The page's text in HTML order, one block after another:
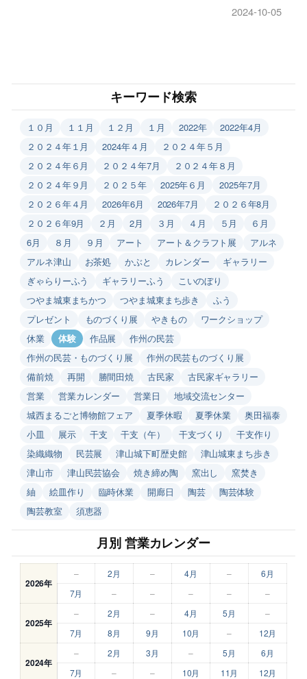
2024-10-05
キーワード検索
１０月 １１月 １２月 １月 2022年
2022年4月
２０２４年１月
2024年４月
２０２４年５月
２０２４年６月
２０２４年7月
２０２４年８月
２０２４年９月
２０２５年 2025年６月
2025年7月
２０２６年４月
2026年6月 2026年7月
２０２６年8月
２０２６年9月
２月 2月 ３月 ４月 ５月
６月
6月
８月 ９月 アート アート＆クラフト展
アルネ
アルネ津山
お茶処 かぶと カレンダー
ギャラリー
ぎゃらりーふう
ギャラリーふう
こいのぼり
つやま城東まちかつ
つやま城東まち歩き
ふう
プレゼント
ものづくり展 やきもの
ワークショップ
休業
体験 作品展
作州の民芸
作州の民芸・ものづくり展
作州の民芸ものづくり展
備前焼
再開 勝間田焼 古民家
古民家ギャラリー
営業
営業カレンダー 営業日
地域交流センター
城西まるごと博物館フェア
夏季休暇 夏季休業
奥田福泰
小皿
展示 干支 干支（午） 干支づくり
干支作り
染織織物
民芸展 津山城下町歴史館
津山城東まち歩き
津山市
津山民芸協会 焼き締め陶 窯出し
窯焚き
紬
絵皿作り 臨時休業 開廊日 陶芸
陶芸体験
陶芸教室
須恵器
月別 営業カレンダー
2026年
– 2月 – 4月 –
6月
7月
– – – – –
2025年
– 2月 – 4月 5月
–
7月
8月 9月 10月 – 12月
2024年
– 2月 3月 – 5月
6月
7月
– – 10月 11月 12月